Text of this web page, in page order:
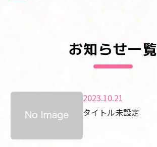
お知らせ一覧
2023.10.21
タイトル未設定